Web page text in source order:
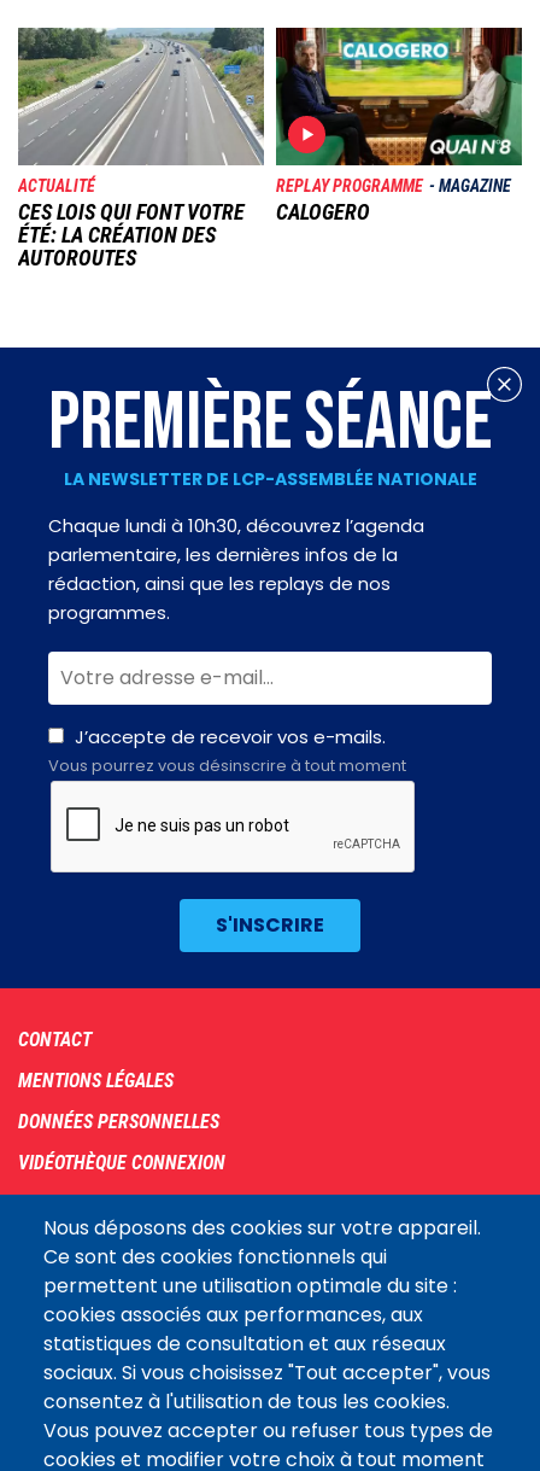
Image
ACTUALITÉ
CES LOIS QUI FONT VOTRE
ÉTÉ: LA CRÉATION DES
AUTOROUTES
Image
REPLAY PROGRAMME MAGAZINE
CALOGERO
Nous déposons des cookies sur votre appareil.
Ce sont des cookies fonctionnels qui
permettent une utilisation optimale du site :
cookies associés aux performances, aux
statistiques de consultation et aux réseaux
sociaux. Si vous choisissez "Tout accepter", vous
consentez à l'utilisation de tous les cookies.
Vous pouvez accepter ou refuser tous types de
cookies et modifier votre choix à tout moment
PREMIÈRE SÉANCE
LA NEWSLETTER DE LCP-ASSEMBLÉE NATIONALE
Chaque lundi à 10h30, découvrez l’agenda
parlementaire, les dernières infos de la
rédaction, ainsi que les replays de nos
programmes.
J’accepte de recevoir vos e-mails.
Vous pourrez vous désinscrire à tout moment
Footer
menu
CONTACT
MENTIONS LÉGALES
DONNÉES PERSONNELLES
VIDÉOTHÈQUE CONNEXION
ARCHIVES
COOKIES
Assemblée
nationaleLE SITE DE L’ASSEMBLÉE NATIONALE
Suivez-nous